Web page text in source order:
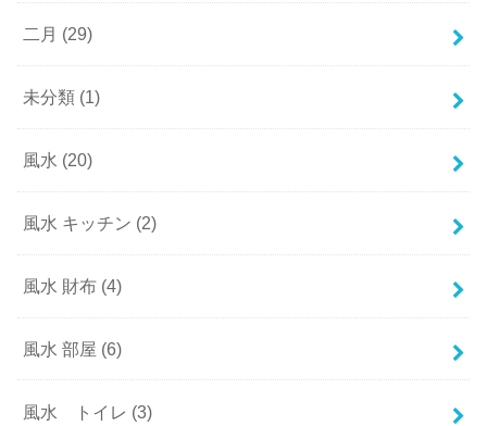
二月 (29)
未分類 (1)
風水 (20)
風水 キッチン (2)
風水 財布 (4)
風水 部屋 (6)
風水 トイレ (3)